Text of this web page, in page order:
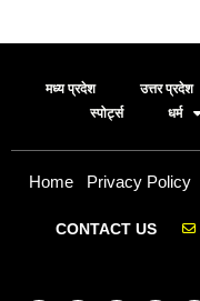
मध्य प्रदेश उत्तर प्रदेश
स्पोर्ट्स
धर्म
Home Privacy Policy
CONTACT US